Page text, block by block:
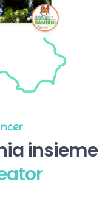
insieme